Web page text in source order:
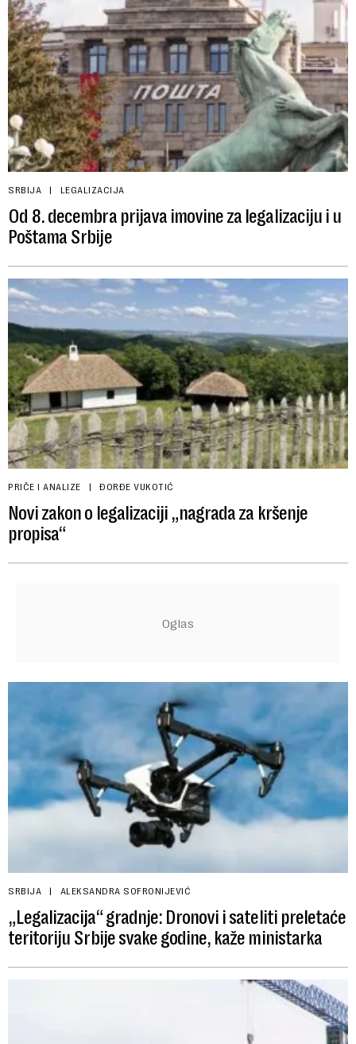
SRBIJA LEGALIZACIJA
Od 8. decembra prijava imovine za legalizaciju i u
Poštama Srbije
PRIČE I ANALIZE ĐORĐE VUKOTIĆ
Novi zakon o legalizaciji „nagrada za kršenje
propisa“
SRBIJA ALEKSANDRA SOFRONIJEVIĆ
„Legalizacija“ gradnje: Dronovi i sateliti preletaće
teritoriju Srbije svake godine, kaže ministarka